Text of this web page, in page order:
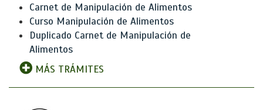
Carnet de Manipulación de Alimentos
Curso Manipulación de Alimentos
Duplicado Carnet de Manipulación de
Alimentos
MÁS TRÁMITES